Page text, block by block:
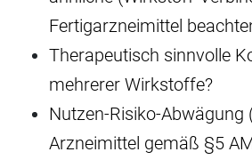
Fertigarzneimittel
Therapeutisch sinnvolle
mehrerer Wirkstoffe?
Nutzen-Risiko-Abwägung
Arzneimittel gemäß §5